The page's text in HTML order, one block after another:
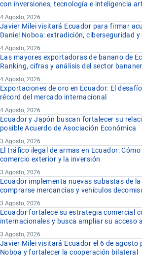
con inversiones, tecnología e inteligencia
4 Agosto, 2026
Javier Milei visitará Ecuador para firmar
Daniel Noboa: extradición, ciberseguridad y
4 Agosto, 2026
Las mayores exportadoras de banano de
Ranking, cifras y análisis del sector
4 Agosto, 2026
Exportaciones de oro en Ecuador: El
récord del mercado internacional
4 Agosto, 2026
Ecuador y Japón buscan fortalecer su
posible Acuerdo de Asociación Económica
3 Agosto, 2026
El tráfico ilegal de armas en Ecuador:
comercio exterior y la inversión
3 Agosto, 2026
Ecuador implementa nuevas subastas de
comprarse mercancías y vehículos
3 Agosto, 2026
Ecuador fortalece su estrategia comercial
internacionales y busca ampliar su acceso
3 Agosto, 2026
Javier Milei visitará Ecuador el 6 de agosto
Noboa y fortalecer la cooperación bilateral